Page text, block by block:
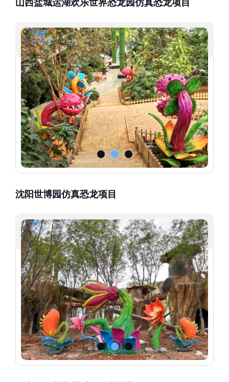
山西盐城运湖欢乐世界恐龙园仿真恐龙项目
沈阳世博园仿真恐龙项目